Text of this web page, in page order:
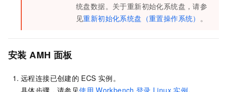
统盘数据。关于重新初始化系统盘，请参
见重新初始化系统盘（重置操作系统） 。
安装 AMH 面板
远程连接已创建的 ECS 实例。